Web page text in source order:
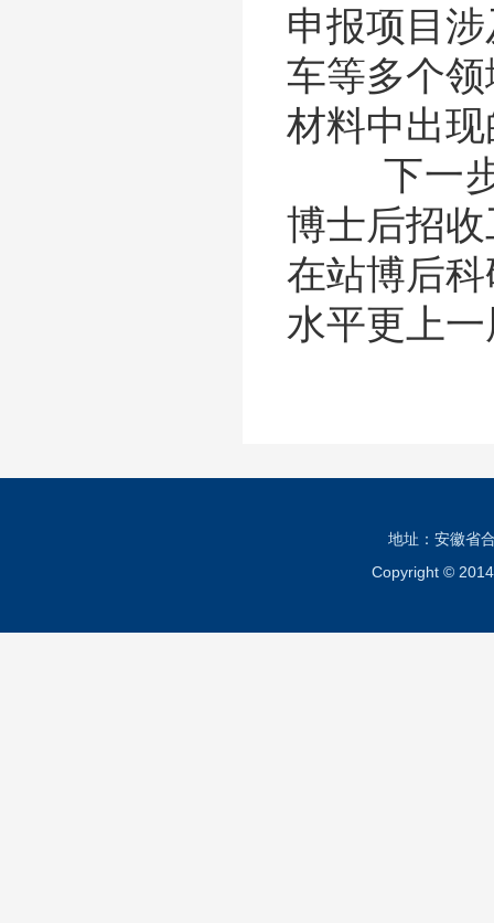
申报项目
车等多个
材料中出
下一步
博士后招
在站博后
水平更上
地址：安徽省
Copyright ©